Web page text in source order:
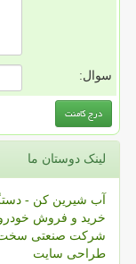
سوال:
لینک دوستان ما
آب شیرین کن -
خرید و فروش
شرکت صنعتی
طراحی سایت